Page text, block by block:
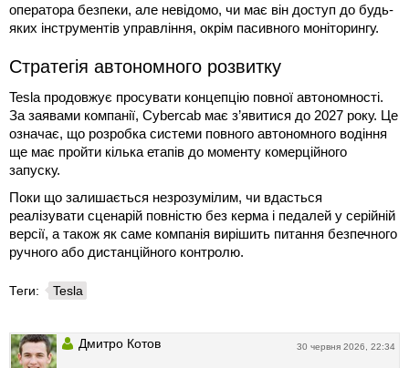
оператора безпеки, але невідомо, чи має він доступ до будь-
яких інструментів управління, окрім пасивного моніторингу.
Стратегія автономного розвитку
Tesla продовжує просувати концепцію повної автономності.
За заявами компанії, Cybercab має з’явитися до 2027 року. Це
означає, що розробка системи повного автономного водіння
ще має пройти кілька етапів до моменту комерційного
запуску.
Поки що залишається незрозумілим, чи вдасться
реалізувати сценарій повністю без керма і педалей у серійній
версії, а також як саме компанія вирішить питання безпечного
ручного або дистанційного контролю.
Теги: Tesla
30 червня 2026, 22:34
Дмитро Котов